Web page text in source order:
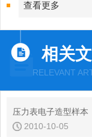
查看更多
相关
RELEVANT
压力表电子造型样本
2010-10-05